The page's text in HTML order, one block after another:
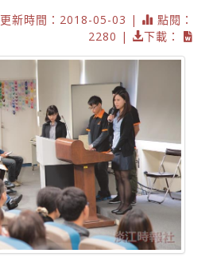
更新時間：2018-05-03 |
點閱：
2280 |
下載：